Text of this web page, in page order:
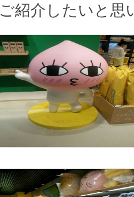
ご紹介したいと思